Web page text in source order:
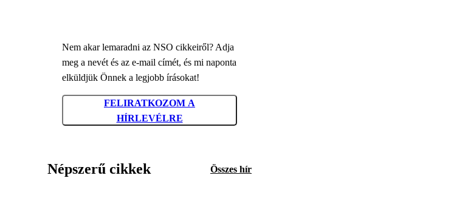
Nem akar lemaradni az NSO cikkeiről? Adja
meg a nevét és az e-mail címét, és mi naponta
elküldjük Önnek a legjobb írásokat!
FELIRATKOZOM A
HÍRLEVÉLRE
Népszerű cikkek Összes hír